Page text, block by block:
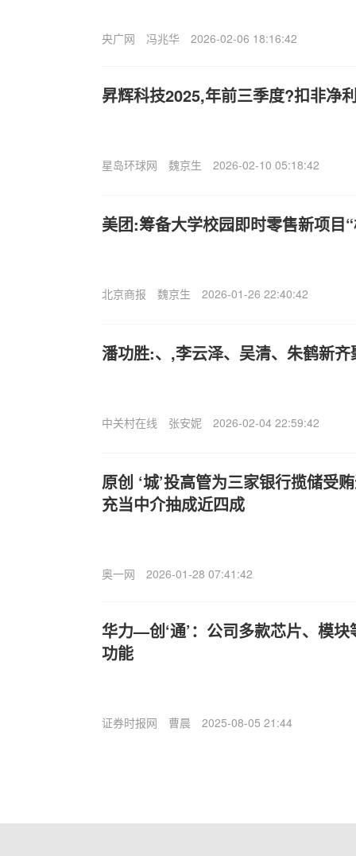
央广网 冯兆华 2026-02-06 18:16:42
昇辉科技2025,年前三季度?扣非净
星岛环球网 魏京生 2026-02-10 05:18:42
美团:筹备大学校园即时零售新项目
北京商报 魏京生 2026-01-26 22:40:42
潘功胜:、,李云泽、吴清、朱鹤新
中关村在线 张安妮 2026-02-04 22:59:42
原创 ‘城’投高管为三家银行揽储受
充当中介抽成近四成
奥一网 2026-01-28 07:41:42
华力—创‘通’：公司多款芯片、模
功能
证券时报网 曹晨 2025-08-05 21:44